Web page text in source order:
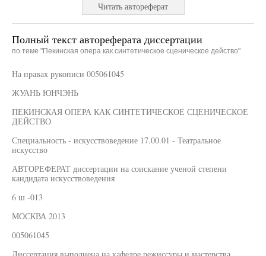
Читать автореферат
Полный текст автореферата диссертации
по теме "Пекинская опера как синтетическое сценическое действо"
На правах рукописи 005061045
ЖУАНЬ ЮНЧЭНЬ
ПЕКИНСКАЯ ОПЕРА КАК СИНТЕТИЧЕСКОЕ СЦЕНИЧЕСКОЕ
ДЕЙСТВО
Специальность - искусствоведение 17.00.01 - Театральное
искусство
АВТОРЕФЕРАТ диссертации на соискание ученой степени
кандидата искусствоведения
6 ш -013
МОСКВА 2013
005061045